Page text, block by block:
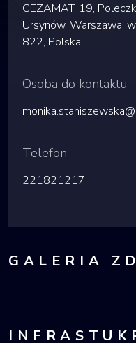
CEZAMAT, 19,
Ursynów, Warszawa,
822, Polska
Osoba do kontaktu
Telefon
221821217
GALERIA